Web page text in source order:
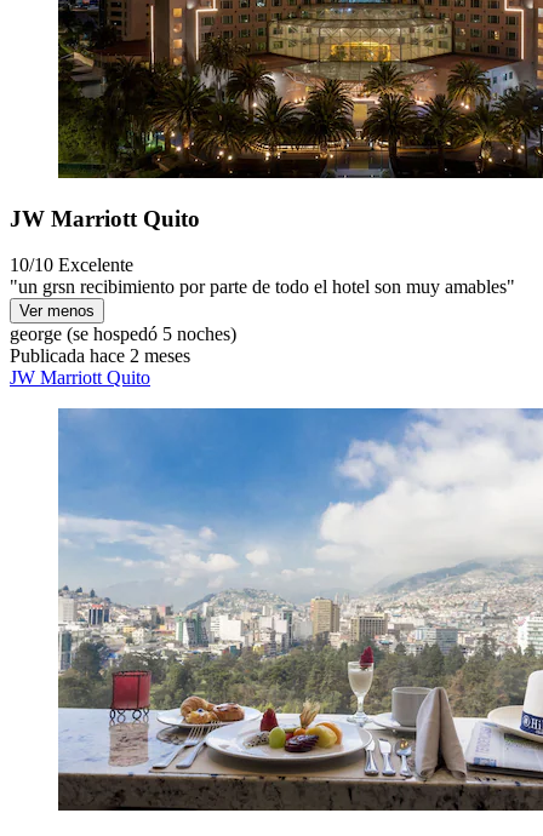
JW Marriott Quito
10/10 Excelente
"un grsn recibimiento por parte de todo el hotel son muy amables"
Ver menos
george (se hospedó 5 noches)
Publicada hace 2 meses
JW Marriott Quito